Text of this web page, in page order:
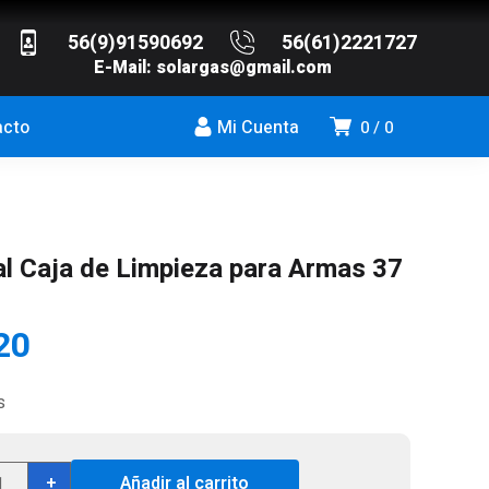
56(9)91590692 56(61)2221727
E-Mail: solargas@gmail.com
0 0
Mi Cuenta
Caja de Limpieza para Armas 37
+ Añadir al carrito